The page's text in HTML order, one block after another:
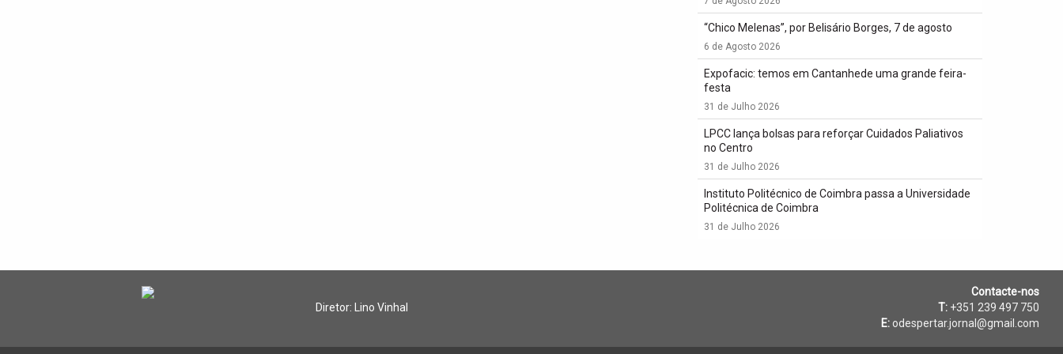
“Chico Melenas”, por Belisário Borges, 7 de agosto
6 de Agosto 2026
Expofacic: temos em Cantanhede uma grande feira-
festa
31 de Julho 2026
LPCC lança bolsas para reforçar Cuidados Paliativos
no Centro
31 de Julho 2026
Instituto Politécnico de Coimbra passa a Universidade
Politécnica de Coimbra
31 de Julho 2026
Diretor: Lino Vinhal
Contacte-nos
T: +351 239 497 750
E: odespertar.jornal@gmail.com